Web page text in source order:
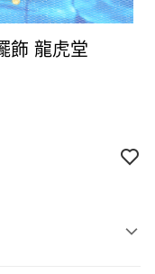
飾 龍虎堂